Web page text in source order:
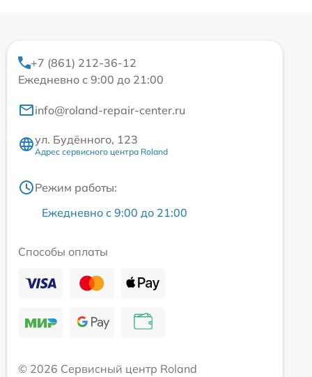
+7 (861) 212-36-12
Ежедневно с 9:00 до 21:00
info@roland-repair-center.ru
ул. Будённого, 123
Адрес сервисного центра Roland
Режим работы:
Ежедневно с 9:00 до 21:00
Способы оплаты
© 2026 Сервисный центр Roland